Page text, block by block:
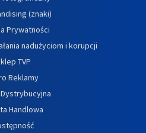
(znaki)
Prywatności
nadużyciom i korupcji
TVP
Reklamy
Handlowa